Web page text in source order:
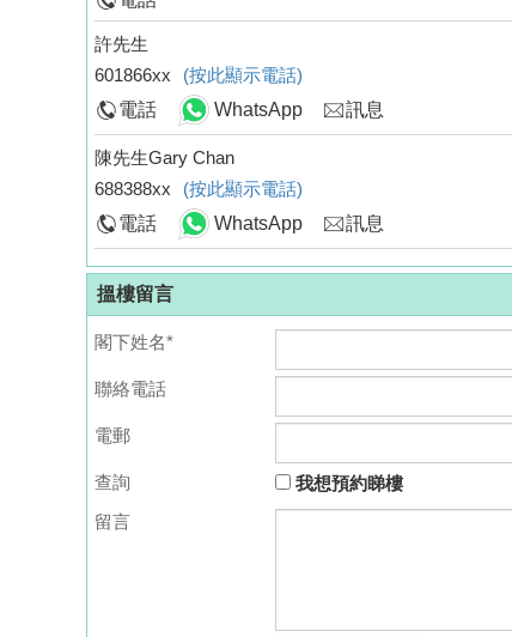
許先生
601866xx
(按此顯示電話)
電話
WhatsApp 訊息
陳先生Gary Chan
688388xx
(按此顯示電話)
電話
WhatsApp 訊息
搵樓留言
閣下姓名*
聯絡電話
電郵
查詢
我想預約睇樓
留言